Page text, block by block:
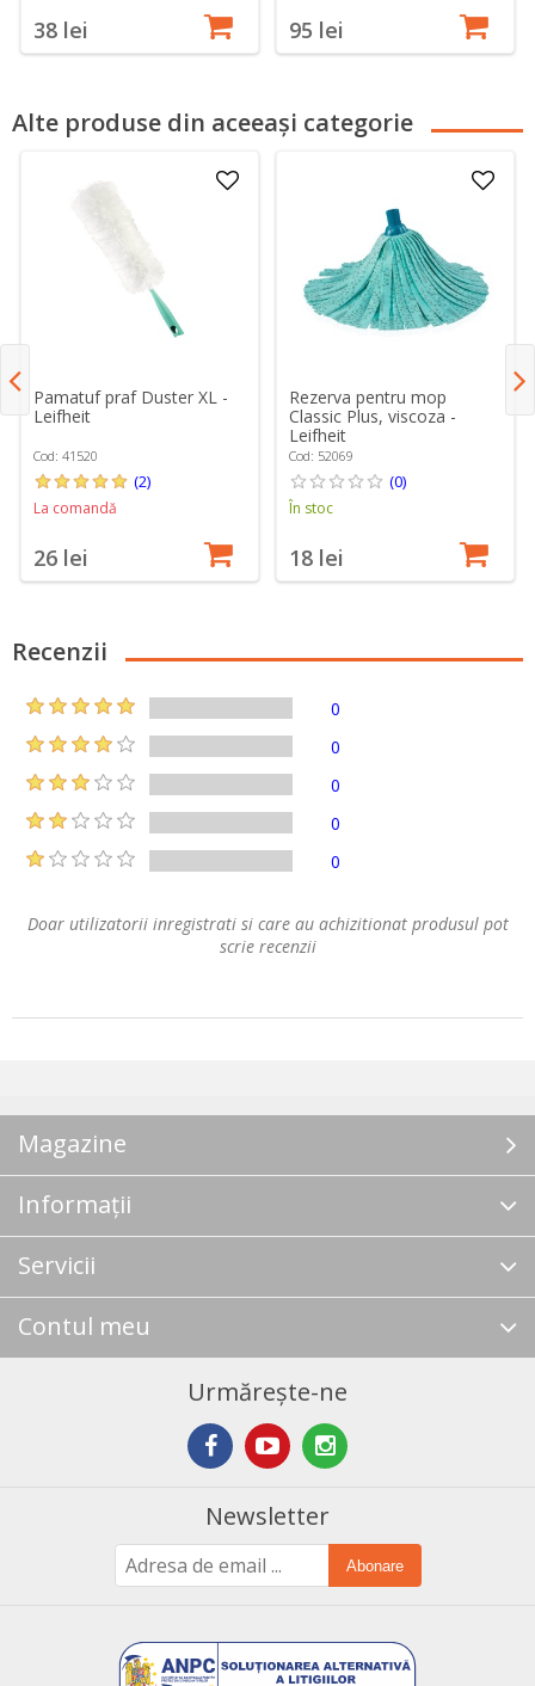
38 lei 95 lei
Alte produse din aceeași categorie
Pamatuf praf Duster XL -
Leifheit
Cod: 41520
(2)
La comandă
26 lei
Rezerva pentru mop
Classic Plus, viscoza -
Leifheit
Cod: 52069
(0)
În stoc
18 lei
Recenzii
0
0
0
0
0
Doar utilizatorii inregistrati si care au achizitionat produsul pot
scrie recenzii
Magazine
Informații
Servicii
Contul meu
Urmărește-ne
Newsletter
Abonare